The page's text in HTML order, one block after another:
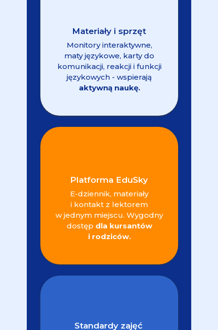
Standardy zajęć
Platforma EduSky
E-dziennik, materiały
i kontakt z lektorem
w jednym miejscu. Wygodny
dostęp dla kursantów
i rodziców.
Materiały i sprzęt
Monitory interaktywne,
maty językowe, karty do
komunikacji, reakcji i funkcji
językowych - wspierają
aktywną naukę.